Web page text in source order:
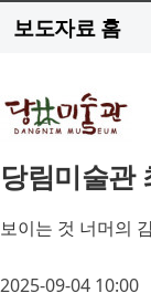
보도자료 홈
당림미술관
보이는 것 너머의
2025-09-04 10:00